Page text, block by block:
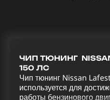
ЧИП ТЮНИНГ
150 ЛС
Чип тюнинг Nissan
используется для
работы бензинового